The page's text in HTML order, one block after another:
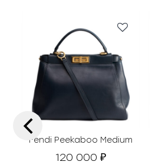
Fendi Peekaboo Medium
120 000₽
‹